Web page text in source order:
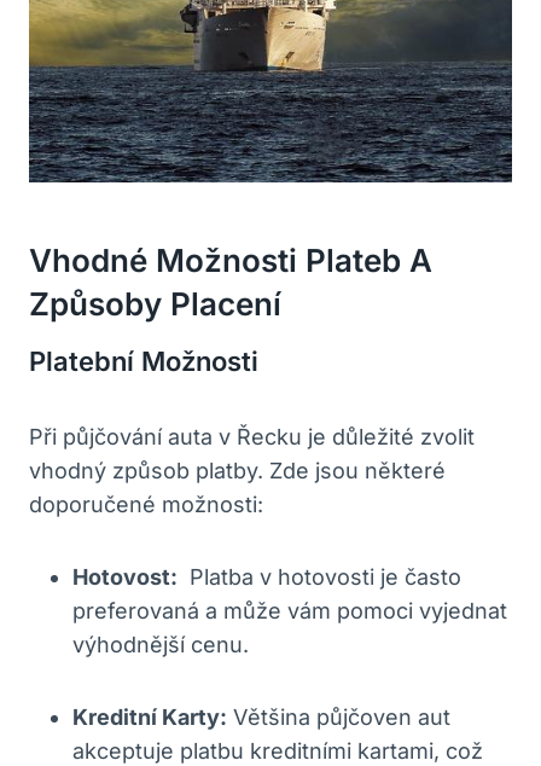
Vhodné Možnosti ⁤Plateb A
Způsoby Placení
Platební Možnosti
Při půjčování auta v Řecku ⁢je důležité‍ zvolit
⁢vhodný způsob platby. Zde jsou některé
doporučené možnosti:
Hotovost: ‌ Platba v hotovosti ​je​ často⁣
preferovaná a​ může vám​ pomoci vyjednat
výhodnější cenu.
Kreditní Karty: Většina ⁤půjčoven aut​
akceptuje platbu kreditními⁣ kartami, což‌